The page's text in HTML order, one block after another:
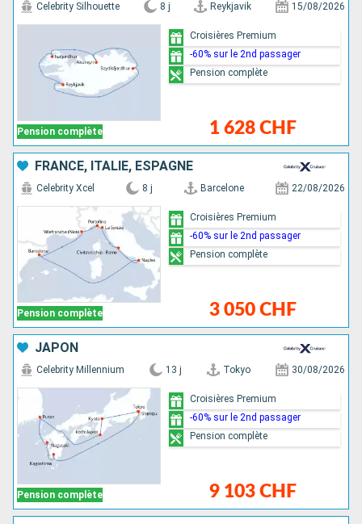
Pension complète
Celebrity Silhouette 8 j Reykjavik 15/08/2026
1 628 CHF
Croisières Premium
-60% sur le 2nd passager
Pension complète
FRANCE, ITALIE, ESPAGNE
Pension complète
Celebrity Xcel 8 j Barcelone 22/08/2026
3 050 CHF
Croisières Premium
-60% sur le 2nd passager
Pension complète
JAPON
Pension complète
Celebrity Millennium 13 j Tokyo 30/08/2026
9 103 CHF
Croisières Premium
-60% sur le 2nd passager
Pension complète